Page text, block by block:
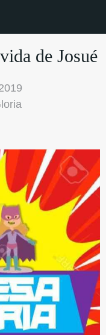
de Josué